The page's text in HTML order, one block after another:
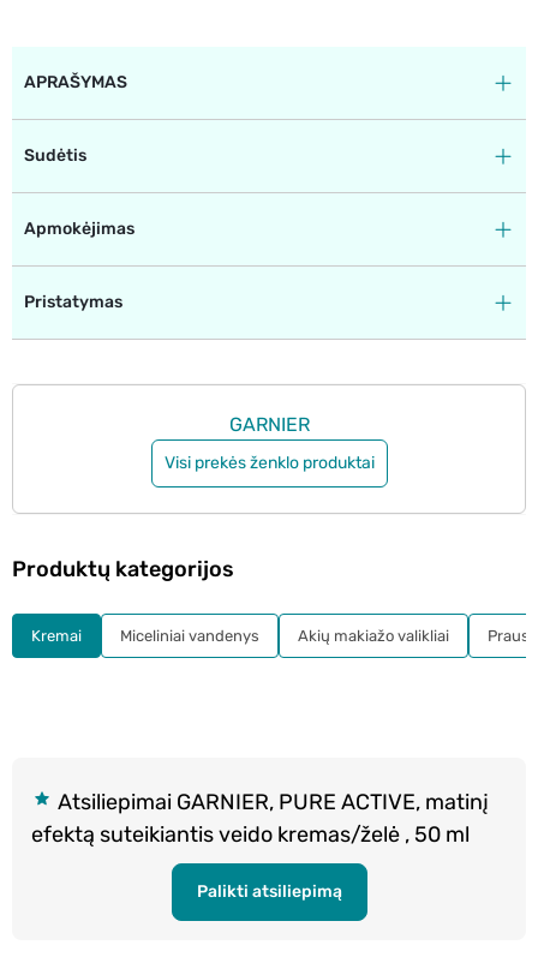
APRAŠYMAS
Sudėtis
Apmokėjimas
Pristatymas
GARNIER
Visi prekės ženklo produktai
Atsiliepimai GARNIER, PURE ACTIVE, matinį
efektą suteikiantis veido kremas/želė , 50 ml
Palikti atsiliepimą
Produktų kategorijos
Kremai Miceliniai vandenys Akių makiažo valikliai